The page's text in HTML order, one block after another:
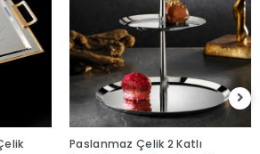
Paslanmaz Çelik 2 Katlı